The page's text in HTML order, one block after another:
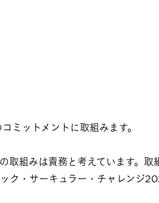
ミットメントに取組みます。
取組みは責務と考えています。取
ク・サーキュラー・チャレンジ